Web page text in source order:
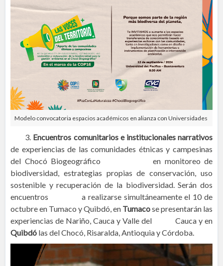
Modelo convocatoria espacios académicos en alianza con Universidades
3. Encuentros comunitarios e institucionales narrativos
de experiencias de las comunidades étnicas y campesinas
del Chocó Biogeográfico en monitoreo de
biodiversidad, estrategias propias de conservación, uso
sostenible y recuperación de la biodiversidad. Serán dos
encuentros a realizarse simultáneamente el 10 de
octubre en Tumaco y Quibdó, en Tumacose presentarán las
experiencias de Nariño, Cauca y Valle del Cauca y en
Quibdó las del Chocó, Risaralda, Antioquia y Córdoba.